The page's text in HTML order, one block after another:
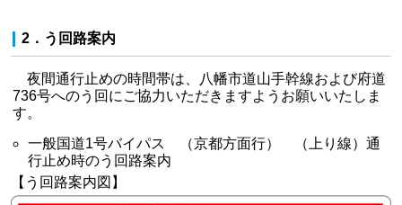
2．う回路案内
夜間通行止めの時間帯は、八幡市道山手幹線および府道
736号へのう回にご協力いただきますようお願いいたしま
す。
一般国道1号バイパス （京都方面行） （上り線）通
行止め時のう回路案内
【う回路案内図】